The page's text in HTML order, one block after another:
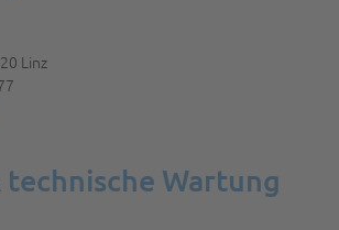
Linz
technische Wartung